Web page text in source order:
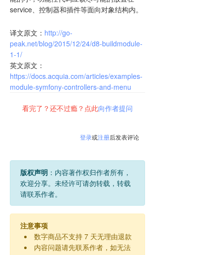
service、控制器和插件等面向对象结构内。
译文原文： http://go-
peak.net/blog/2015/12/24/d8-buildmodule-
1-1/
英文原文：
https://docs.acquia.com/articles/examples-
module-symfony-controllers-and-menu
看完了？还不过瘾？点此向作者提问
登录或注册后发表评论
版权声明 ：内容著作权归作者所有，
欢迎分享。未经许可请勿转载，转载
请联系作者。
注意事项
数字商品不支持 7 天无理由退款
内容问题请先联系作者，如无法